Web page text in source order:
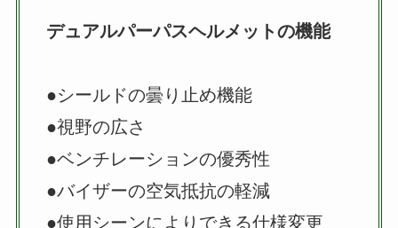
デュアルパーパスヘルメットの機能
●シールドの曇り止め機能
●視野の広さ
●ベンチレーションの優秀性
●バイザーの空気抵抗の軽減
●使用シーンによりできる仕様変更